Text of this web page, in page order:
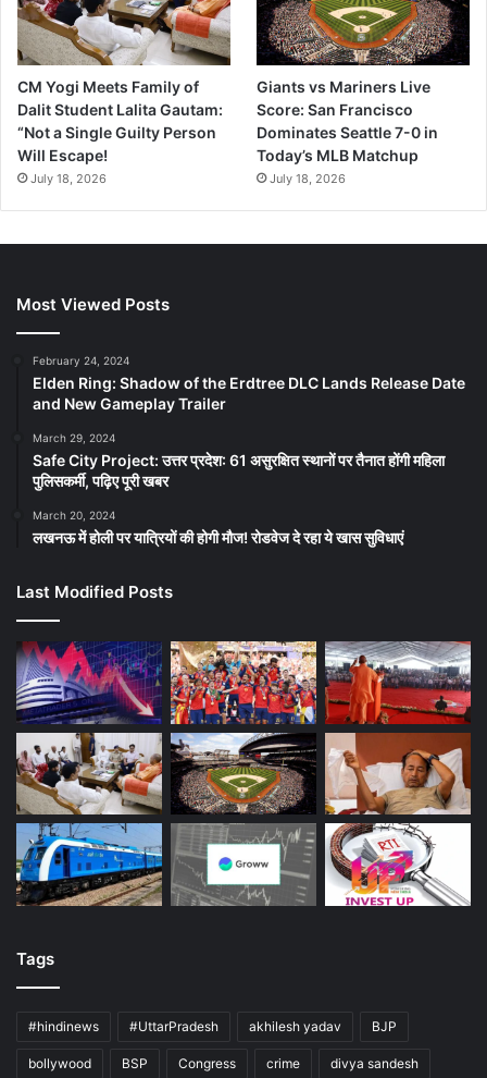
CM Yogi Meets Family of
Dalit Student Lalita Gautam:
“Not a Single Guilty Person
Will Escape!
July 18, 2026
Giants vs Mariners Live
Score: San Francisco
Dominates Seattle 7-0 in
Today’s MLB Matchup
July 18, 2026
Most Viewed Posts
February 24, 2024
Elden Ring: Shadow of the Erdtree DLC Lands Release Date
and New Gameplay Trailer
March 29, 2024
Safe City Project: उत्तर प्रदेश: 61 असुरक्षित स्थानों पर तैनात होंगी महिला
पुलिसकर्मी, पढ़िए पूरी खबर
March 20, 2024
लखनऊ में होली पर यात्रियों की होगी मौज! रोडवेज दे रहा ये खास सुविधाएं
Last Modified Posts
Tags
#hindinews #UttarPradesh akhilesh yadav BJP
bollywood BSP Congress crime divya sandesh